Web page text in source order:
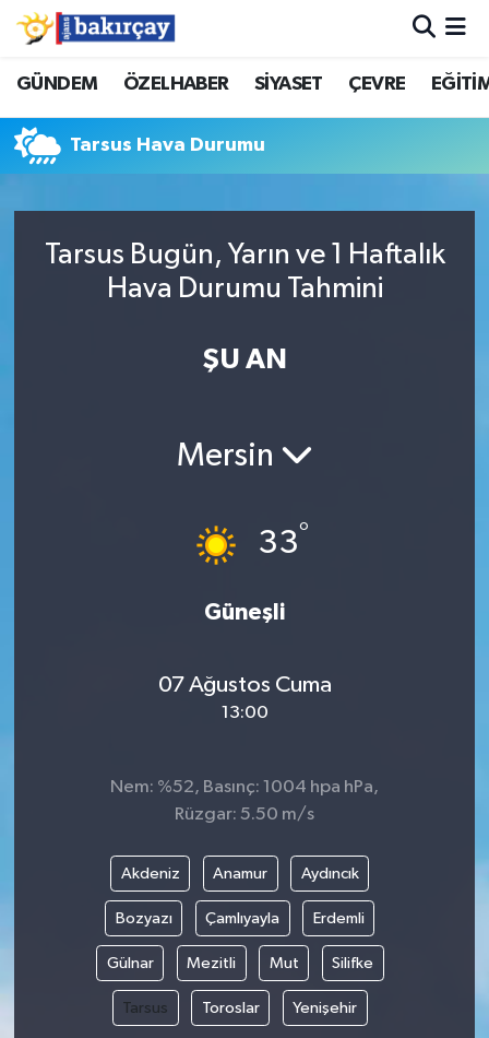
GÜNDEM ÖZELHABER SİYASET ÇEVRE
Tarsus Hava Durumu
Tarsus Bugün, Yarın ve 1 Haftalık
Hava Durumu Tahmini
ŞU AN
Mersin
33°
Güneşli
07 Ağustos Cuma
13:00
Nem: %52, Basınç: 1004 hpa hPa,
Rüzgar: 5.50 m/s
Akdeniz Anamur Aydıncık
Bozyazı Çamlıyayla Erdemli
Gülnar Mezitli Mut Silifke
Tarsus Toroslar Yenişehir
İzmir Nöbetçi Eczaneler
İzmir Hava Durumu
İzmir Trafik Yoğunluk Haritası